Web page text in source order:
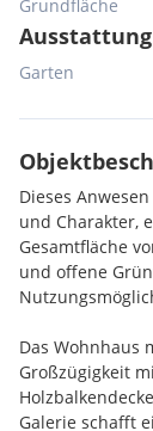
Grundfläche
Garten
Dieses
und Charakter,
Gesamtfläche
und offene
Das Wohnhaus
Großzügigkeit
Galerie schafft